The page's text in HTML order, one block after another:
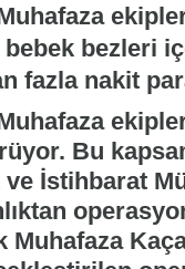
bezleri
fazla nakit
Bu
ve İstihbarat